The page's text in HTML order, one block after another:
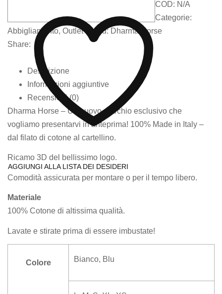
AGGIUNGI ALLA LISTA DEI DESIDERI
COD: N/A
Categorie:
Abbigliamento, Outlet Brand: Dharma Horse
Share:
Descrizione
Informazioni aggiuntive
Recensioni (0)
Dharma Horse – Un nuovo marchio esclusivo che
vogliamo presentarvi in anteprima! 100% Made in Italy –
dal filato di cotone al cartellino.
Ricamo 3D del bellissimo logo.
Comodità assicurata per montare o per il tempo libero.
Materiale
100% Cotone di altissima qualità.
Lavate e stirate prima di essere imbustate!
Colore Bianco, Blu